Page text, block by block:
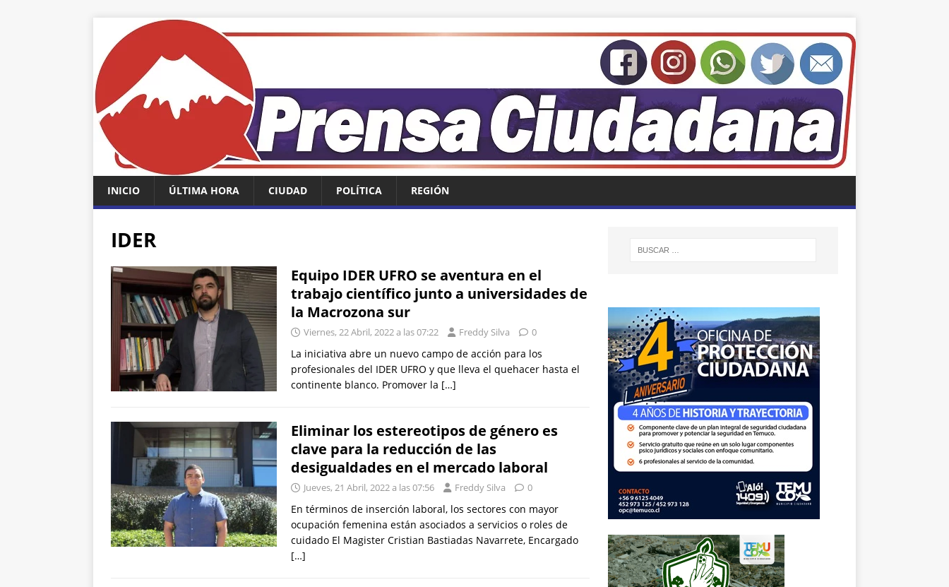
INICIO ÚLTIMA HORA CIUDAD POLÍTICA REGIÓN
IDER
Equipo IDER UFRO se aventura en el
trabajo científico junto a universidades de
la Macrozona sur
Viernes, 22 Abril, 2022 a las 07:22 Freddy Silva 0
La iniciativa abre un nuevo campo de acción para los
profesionales del IDER UFRO y que lleva el quehacer hasta el
continente blanco. Promover la […]
Eliminar los estereotipos de género es
clave para la reducción de las
desigualdades en el mercado laboral
Jueves, 21 Abril, 2022 a las 07:56 Freddy Silva 0
En términos de inserción laboral, los sectores con mayor
ocupación femenina están asociados a servicios o roles de
cuidado El Magister Cristian Bastiadas Navarrete, Encargado
[…]